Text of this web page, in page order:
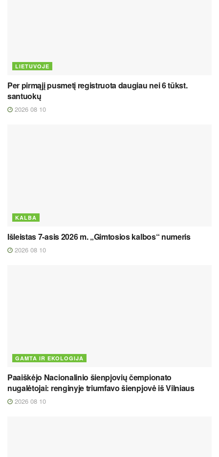
LIETUVOJE
Per pirmąjį pusmetį registruota daugiau nei 6 tūkst.
santuokų
2026 08 10
KALBA
Išleistas 7-asis 2026 m. „Gimtosios kalbos“ numeris
2026 08 10
GAMTA IR EKOLOGIJA
Paaiškėjo Nacionalinio šienpjovių čempionato
nugalėtojai: renginyje triumfavo šienpjovė iš Vilniaus
2026 08 10